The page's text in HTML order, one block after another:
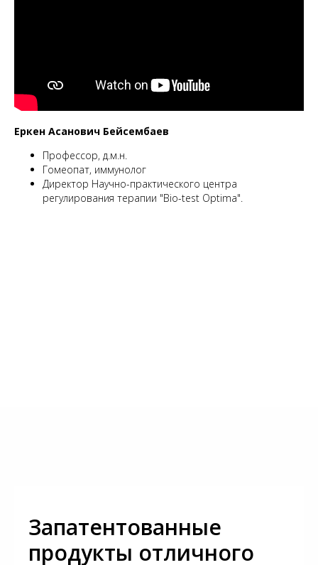
Еркен Асанович Бейсембаев
Профессор, д.м.н.
Гомеопат, иммунолог
Директор Научно-практического центра
регулирования терапии "Bio-test Optima".
Запатентованные
продукты отличного